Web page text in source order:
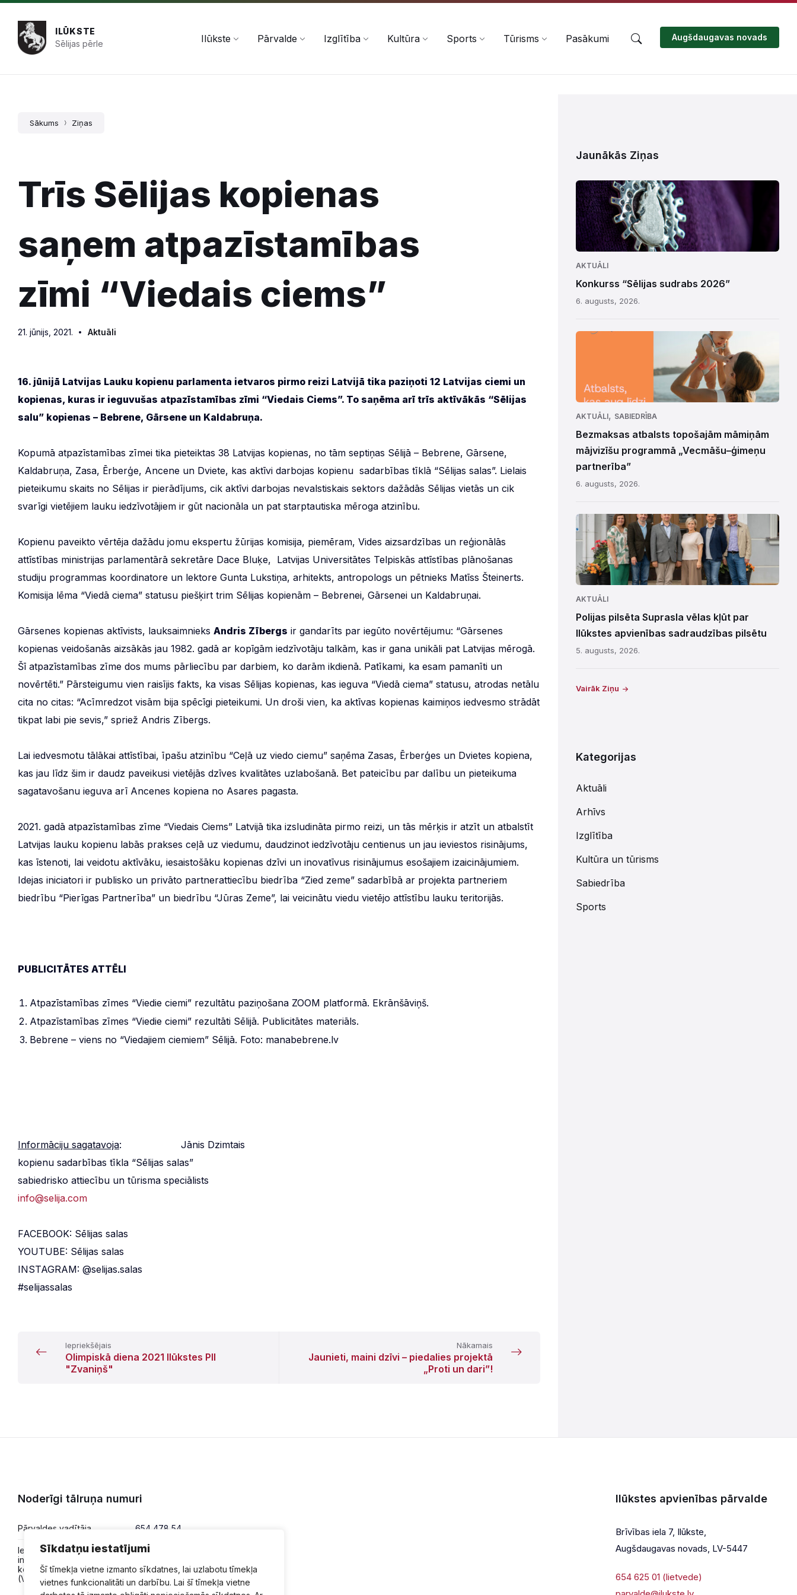
Sīkdatņu iestatījumi
Šī tīmekļa vietne izmanto sīkdatnes, lai uzlabotu tīmekļa
vietnes funkcionalitāti un darbību. Lai šī tīmekļa vietne
Pāriet
saturu
Skip
navigation
Skip
footer
ILŪKSTE
Sēlijas pērle
Ilūkste Pārvalde Izglītība Kultūra Sports Tūrisms Pasākumi Augšdaugavas novads
Sākums Ziņas
Trīs Sēlijas kopienas
saņem atpazīstamības
zīmi “Viedais ciems”
21. jūnijs, 2021. Aktuāli
16. jūnijā Latvijas Lauku kopienu parlamenta ietvaros pirmo reizi Latvijā tika paziņoti 12 Latvijas ciemi un
kopienas, kuras ir ieguvušas atpazīstamības zīmi “Viedais Ciems”. To saņēma arī trīs aktīvākās “Sēlijas
salu” kopienas – Bebrene, Gārsene un Kaldabruņa.
Kopumā atpazīstamības zīmei tika pieteiktas 38 Latvijas kopienas, no tām septiņas Sēlijā – Bebrene, Gārsene,
Kaldabruņa, Zasa, Ērberģe, Ancene un Dviete, kas aktīvi darbojas kopienu sadarbības tīklā “Sēlijas salas”. Lielais
pieteikumu skaits no Sēlijas ir pierādījums, cik aktīvi darbojas nevalstiskais sektors dažādās Sēlijas vietās un cik
svarīgi vietējiem lauku iedzīvotājiem ir gūt nacionāla un pat starptautiska mēroga atzinību.
Kopienu paveikto vērtēja dažādu jomu ekspertu žūrijas komisija, piemēram, Vides aizsardzības un reģionālās
attīstības ministrijas parlamentārā sekretāre Dace Bluķe, Latvijas Universitātes Telpiskās attīstības plānošanas
studiju programmas koordinatore un lektore Gunta Lukstiņa, arhitekts, antropologs un pētnieks Matīss Šteinerts.
Komisija lēma “Viedā ciema” statusu piešķirt trim Sēlijas kopienām – Bebrenei, Gārsenei un Kaldabruņai.
Gārsenes kopienas aktīvists, lauksaimnieks Andris Zībergs ir gandarīts par iegūto novērtējumu: “Gārsenes
kopienas veidošanās aizsākās jau 1982. gadā ar kopīgām iedzīvotāju talkām, kas ir gana unikāli pat Latvijas mērogā.
Šī atpazīstamības zīme dos mums pārliecību par darbiem, ko darām ikdienā. Patīkami, ka esam pamanīti un
novērtēti.” Pārsteigumu vien raisījis fakts, ka visas Sēlijas kopienas, kas ieguva “Viedā ciema” statusu, atrodas netālu
cita no citas: “Acīmredzot visām bija spēcīgi pieteikumi. Un droši vien, ka aktīvas kopienas kaimiņos iedvesmo strādāt
tikpat labi pie sevis,” spriež Andris Zībergs.
Lai iedvesmotu tālākai attīstībai, īpašu atzinību “Ceļā uz viedo ciemu” saņēma Zasas, Ērberģes un Dvietes kopiena,
kas jau līdz šim ir daudz paveikusi vietējās dzīves kvalitātes uzlabošanā. Bet pateicību par dalību un pieteikuma
sagatavošanu ieguva arī Ancenes kopiena no Asares pagasta.
2021. gadā atpazīstamības zīme “Viedais Ciems” Latvijā tika izsludināta pirmo reizi, un tās mērķis ir atzīt un atbalstīt
Latvijas lauku kopienu labās prakses ceļā uz viedumu, daudzinot iedzīvotāju centienus un jau ieviestos risinājums,
kas īstenoti, lai veidotu aktīvāku, iesaistošāku kopienas dzīvi un inovatīvus risinājumus esošajiem izaicinājumiem.
Idejas iniciatori ir publisko un privāto partnerattiecību biedrība “Zied zeme” sadarbībā ar projekta partneriem
biedrību “Pierīgas Partnerība” un biedrību “Jūras Zeme”, lai veicinātu viedu vietējo attīstību lauku teritorijās.
PUBLICITĀTES ATTĒLI
Atpazīstamības zīmes “Viedie ciemi” rezultātu paziņošana ZOOM platformā. Ekrānšāviņš.
Atpazīstamības zīmes “Viedie ciemi” rezultāti Sēlijā. Publicitātes materiāls.
Bebrene – viens no “Viedajiem ciemiem” Sēlijā. Foto: manabebrene.lv
Informāciju sagatavoja: Jānis Dzimtais
kopienu sadarbības tīkla “Sēlijas salas”
sabiedrisko attiecību un tūrisma speciālists
info@selija.com
FACEBOOK: Sēlijas salas
YOUTUBE: Sēlijas salas
INSTAGRAM: @selijas.salas
#selijassalas
Iepriekšējais
Olimpiskā diena 2021 Ilūkstes PII
"Zvaniņš"
Nākamais
Jaunieti, maini dzīvi – piedalies projektā
„Proti un dari”!
Jaunākās Ziņas
AKTUĀLI
Konkurss “Sēlijas sudrabs 2026”
6. augusts, 2026.
AKTUĀLI, SABIEDRĪBA
Bezmaksas atbalsts topošajām māmiņām
mājvizīšu programmā „Vecmāšu–ģimeņu
partnerība”
6. augusts, 2026.
AKTUĀLI
Polijas pilsēta Suprasla vēlas kļūt par
Ilūkstes apvienības sadraudzības pilsētu
5. augusts, 2026.
Vairāk Ziņu
Kategorijas
Aktuāli
Arhīvs
Izglītība
Kultūra un tūrisms
Sabiedrība
Sports
Noderīgi tālruņa numuri
Pārvaldes vadītāja 654 478 54
Iesniegumi,
informācija,
konsultācijas
(VPVKAC)
654 478 50
Ilūkstes apvienības pārvalde
Brīvības iela 7, Ilūkste,
Augšdaugavas novads, LV-5447
654 625 01 (lietvede)